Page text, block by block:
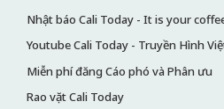
Nhật báo Cali Today - It is your
Youtube Cali Today - Truyền Hình
Miễn phí đăng Cáo phó và Phân ưu
Rao vặt Cali Today